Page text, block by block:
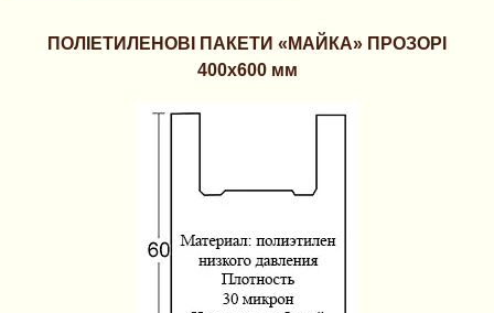
ПОЛІЕТИЛЕНОВІ ПАКЕТИ «МАЙКА» ПРОЗОРІ
400х600 мм